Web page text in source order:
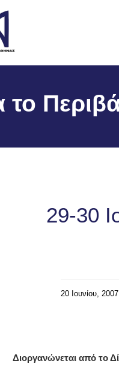
το
29-30
20 Ιουνίου, 2007
Διοργανώνεται από το